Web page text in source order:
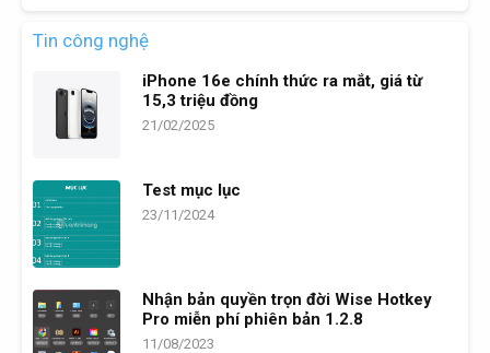
Tin công nghệ
iPhone 16e chính thức ra mắt, giá từ
15,3 triệu đồng
21/02/2025
Test mục lục
23/11/2024
Nhận bản quyền trọn đời Wise Hotkey
Pro miễn phí phiên bản 1.2.8
11/08/2023